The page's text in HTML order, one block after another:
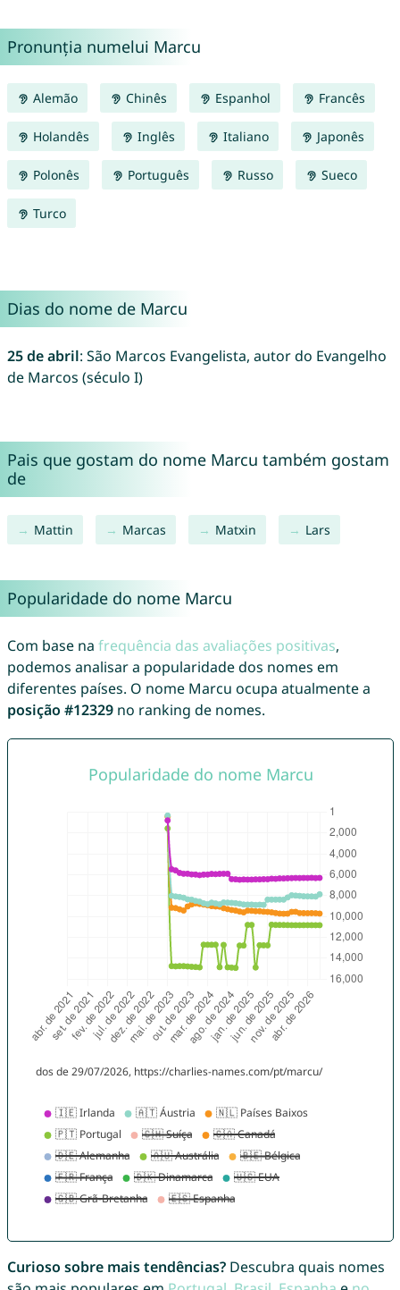
Pronunția numelui Marcu
Alemão Chinês Espanhol Francês
Holandês Inglês Italiano Japonês
Polonês Português Russo Sueco
Turco
Dias do nome de Marcu
25 de abril: São Marcos Evangelista, autor do Evangelho
de Marcos (século I)
Pais que gostam do nome Marcu também gostam
de
Mattin Marcas Matxin Lars
Popularidade do nome Marcu
Com base na frequência das avaliações positivas,
podemos analisar a popularidade dos nomes em
diferentes países. O nome Marcu ocupa atualmente a
posição #12329no ranking de nomes.
Curioso sobre mais tendências?Descubra quais nomes